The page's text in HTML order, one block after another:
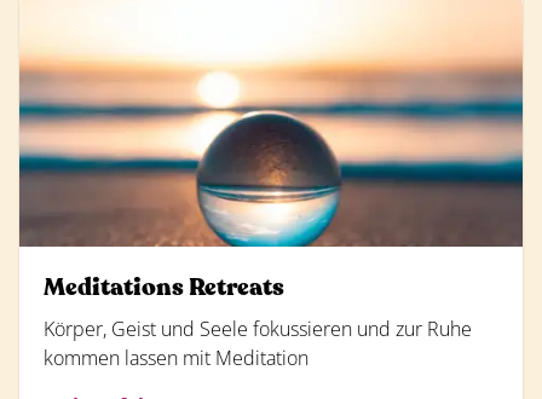
Meditations Retreats
Körper, Geist und Seele fokussieren und zur Ruhe
kommen lassen mit Meditation